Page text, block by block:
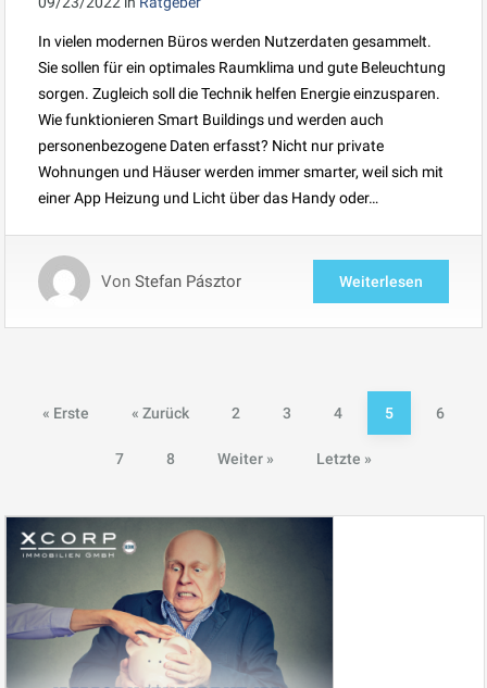
In vielen modernen Büros werden Nutzerdaten gesammelt.
Sie sollen für ein optimales Raumklima und gute Beleuchtung
sorgen. Zugleich soll die Technik helfen Energie einzusparen.
Wie funktionieren Smart Buildings und werden auch
personenbezogene Daten erfasst? Nicht nur private
Wohnungen und Häuser werden immer smarter, weil sich mit
einer App Heizung und Licht über das Handy oder…
Von Stefan Pásztor Weiterlesen
« Erste « Zurück 2 3 4 5 6
7 8 Weiter » Letzte »